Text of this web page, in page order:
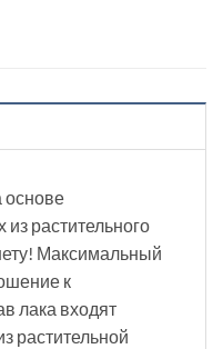
основе
растительного
Максимальный
к
лака входят
растительной